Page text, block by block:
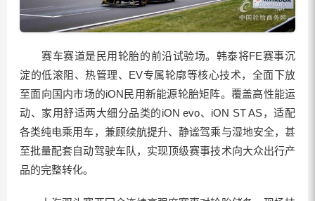
赛车赛道是民用轮胎的前沿试验场。韩泰将FE赛事沉
淀的低滚阻、热管理、EV专属轮廓等核心技术，全面下放
至面向国内市场的iON民用新能源轮胎矩阵。覆盖高性能运
动、家用舒适两大细分品类的iON evo、iON ST AS，适配
各类纯电乘用车，兼顾续航提升、静谧驾乘与湿地安全，甚
至批量配套自动驾驶车队，实现顶级赛事技术向大众出行产
品的完整转化。